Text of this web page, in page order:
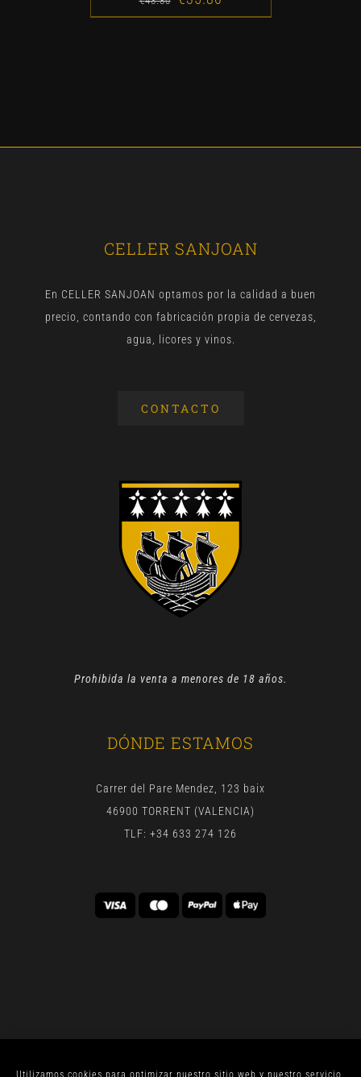
Utilizamos cookies para optimizar nuestro sitio web y nuestro servicio.
price
price
CELLER SANJOAN
En CELLER SANJOAN optamos por la calidad a buen
precio, contando con fabricación propia de cervezas,
agua, licores y vinos.
CONTACTO
Prohibida la venta a menores de 18 años.
DÓNDE ESTAMOS
Carrer del Pare Mendez, 123 baix
46900 TORRENT (VALENCIA)
TLF: +34 633 274 126